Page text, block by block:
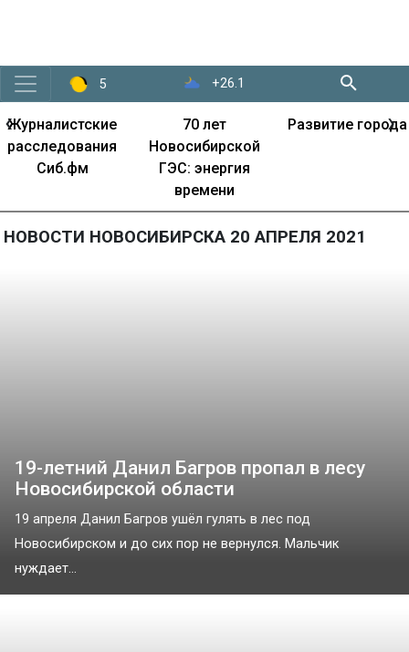
5 +26.1
Журналистские
расследования
Сиб.фм
70 лет
Новосибирской
ГЭС: энергия
времени
Развитие города
‹ ›
НОВОСТИ НОВОСИБИРСКА 20 АПРЕЛЯ 2021
19-летний Данил Багров пропал в лесу
Новосибирской области
19 апреля Данил Багров ушёл гулять в лес под
Новосибирском и до сих пор не вернулся. Мальчик
нуждает...